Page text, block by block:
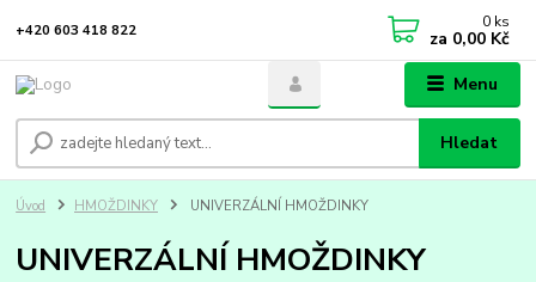
Menu
Hledat
+420 603 418 822 0 ks
za 0,00 Kč
Úvod HMOŽDINKY UNIVERZÁLNÍ HMOŽDINKY
UNIVERZÁLNÍ HMOŽDINKY